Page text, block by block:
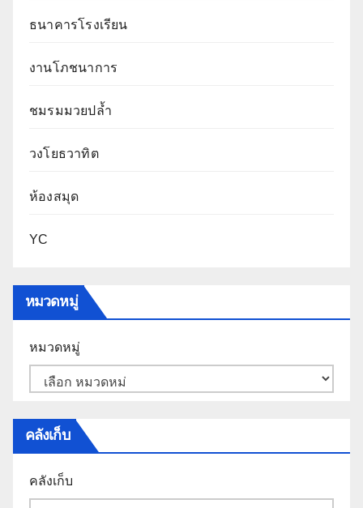
ธนาคารโรงเรียน
งานโภชนาการ
ชมรมมวยปล้ำ
วงโยธวาทิต
ห้องสมุด
YC
หมวดหมู่
หมวดหมู่
คลังเก็บ
คลังเก็บ